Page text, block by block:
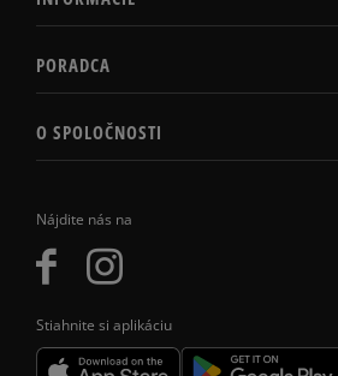
Nájdite nás na
Stiahnite si aplikáciu
PORADCA
O SPOLOČNOSTI